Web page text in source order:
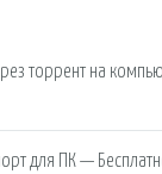
торрент на
для ПК —